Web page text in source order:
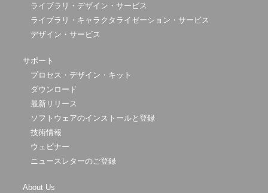
ライブラリ・デザイン・サービス
ライブラリ・キャラクタライゼーション・サービス
デザイン・サービス
サポート
プロセス・デザイン・キット
ダウンロード
最新リリース
ソフトウェアのインストールと登録
技術情報
ウェビナー
ニュースレターのご登録
About Us